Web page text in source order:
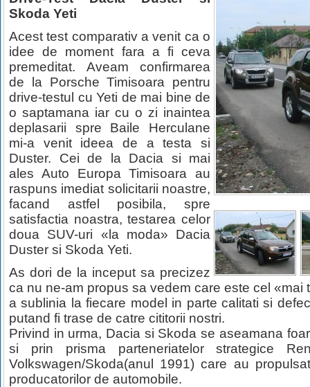
Skoda Yeti
Acest test comparativ a venit ca o
idee de moment fara a fi ceva
premeditat. Aveam confirmarea
de la Porsche Timisoara pentru
drive-testul cu Yeti de mai bine de
o saptamana iar cu o zi inaintea
deplasarii spre Baile Herculane
mi-a venit ideea de a testa si
Duster. Cei de la Dacia si mai
ales Auto Europa Timisoara au
raspuns imediat solicitarii noastre,
facand astfel posibila, spre
satisfactia noastra, testarea celor
doua SUV-uri «la moda» Dacia
Duster si Skoda Yeti.
As dori de la inceput sa precizez
ca nu ne-am propus sa vedem care este cel «mai
a sublinia la fiecare model in parte calitati si
putand fi trase de catre cititorii nostri.
Privind in urma, Dacia si Skoda se aseamana
si prin prisma parteneriatelor strategice
Volkswagen/Skoda(anul 1991) care au
producatorilor de automobile.